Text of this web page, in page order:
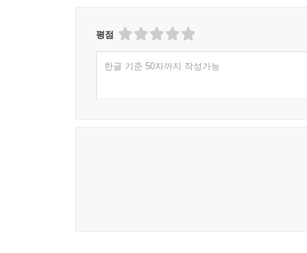
평점
한글 기준 50자까지 작성가능